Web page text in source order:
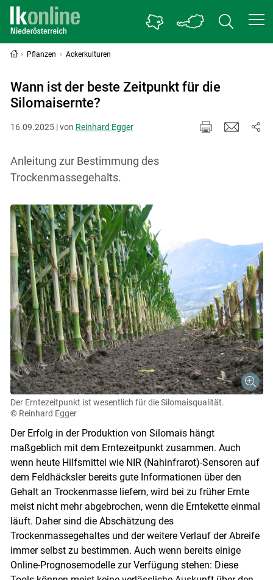
Pflanzen Ackerkulturen
Wann ist der beste Zeitpunkt für die
Silomaisernte?
16.09.2025 | von Reinhard Egger
Anleitung zur Bestimmung des
Trockenmassegehalts.
Der Erntezeitpunkt ist wesentlich für die Silomaisqualität.
© Reinhard Egger
Der Erfolg in der Produktion von Silomais hängt
maßgeblich mit dem Erntezeitpunkt zusammen. Auch
wenn heute Hilfsmittel wie NIR (Nahinfrarot)-Sensoren auf
dem Feldhäcksler bereits gute Informationen über den
Gehalt an Trockenmasse liefern, wird bei zu früher Ernte
meist nicht mehr abgebrochen, wenn die Erntekette einmal
läuft. Daher sind die Abschätzung des
Trockenmassegehaltes und der weitere Verlauf der Abreife
immer selbst zu bestimmen. Auch wenn bereits einige
Online-Prognosemodelle zur Verfügung stehen: Diese